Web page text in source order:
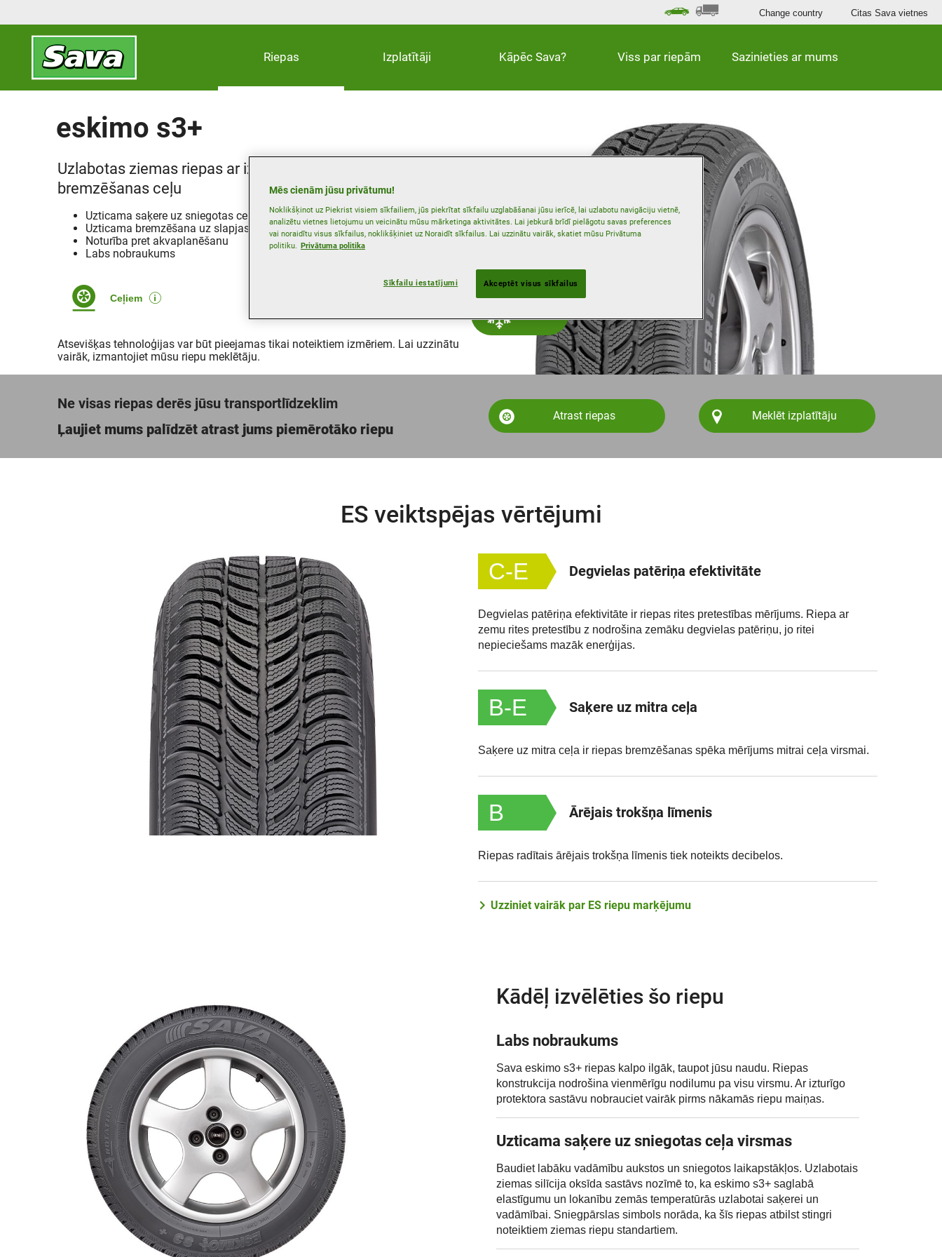
Riepas Izplatītāji Kāpēc Sava? Viss par riepām Sazinieties ar mums
Change country Citas Sava vietnes
eskimo s3+
Uzlabotas ziemas riepas ar izcilu saķeri ziemā un īsāku
bremzēšanas ceļu
Uzticama saķere uz sniegotas ceļa virsmas
Uzticama bremzēšana uz slapjas ceļa virsmas
Noturība pret akvaplanēšanu
Labs nobraukums
Ceļiem
Atsevišķas tehnoloģijas var būt pieejamas tikai noteiktiem izmēriem. Lai uzzinātu
vairāk, izmantojiet mūsu riepu meklētāju.
Ne visas riepas derēs jūsu transportlīdzeklim
Ļaujiet mums palīdzēt atrast jums piemērotāko riepu
Atrast riepas Meklēt izplatītāju
ES veiktspējas vērtējumi
C-E Degvielas patēriņa efektivitāte
Degvielas patēriņa efektivitāte ir riepas rites pretestības mērījums. Riepa ar
zemu rites pretestību z nodrošina zemāku degvielas patēriņu, jo ritei
nepieciešams mazāk enerģijas.
B-E Saķere uz mitra ceļa
Saķere uz mitra ceļa ir riepas bremzēšanas spēka mērījums mitrai ceļa virsmai.
B Ārējais trokšņa līmenis
Riepas radītais ārējais trokšņa līmenis tiek noteikts decibelos.
Uzziniet vairāk par ES riepu marķējumu
Kādēļ izvēlēties šo riepu
Labs nobraukums
Sava eskimo s3+ riepas kalpo ilgāk, taupot jūsu naudu. Riepas
konstrukcija nodrošina vienmērīgu nodilumu pa visu virsmu. Ar izturīgo
protektora sastāvu nobrauciet vairāk pirms nākamās riepu maiņas.
Uzticama saķere uz sniegotas ceļa virsmas
Baudiet labāku vadāmību aukstos un sniegotos laikapstākļos. Uzlabotais
ziemas silīcija oksīda sastāvs nozīmē to, ka eskimo s3+ saglabā
elastīgumu un lokanību zemās temperatūrās uzlabotai saķerei un
vadāmībai. Sniegpārslas simbols norāda, ka šīs riepas atbilst stingri
noteiktiem ziemas riepu standartiem.
Mēs cienām jūsu privātumu!
Noklikšķinot uz Piekrist visiem sīkfailiem, jūs piekrītat sīkfailu uzglabāšanai jūsu ierīcē, lai uzlabotu navigāciju vietnē,
analizētu vietnes lietojumu un veicinātu mūsu mārketinga aktivitātes. Lai jebkurā brīdī pielāgotu savas preferences
vai noraidītu visus sīkfailus, noklikšķiniet uz Noraidīt sīkfailus. Lai uzzinātu vairāk, skatiet mūsu Privātuma
politiku. Privātuma politika
Sīkfailu iestatījumi Akceptēt visus sīkfailus